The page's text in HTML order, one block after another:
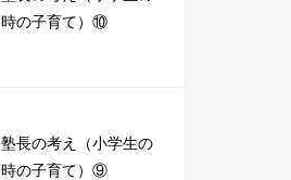
時の子育て）⑩
塾長の考え（小学生の
時の子育て）⑨